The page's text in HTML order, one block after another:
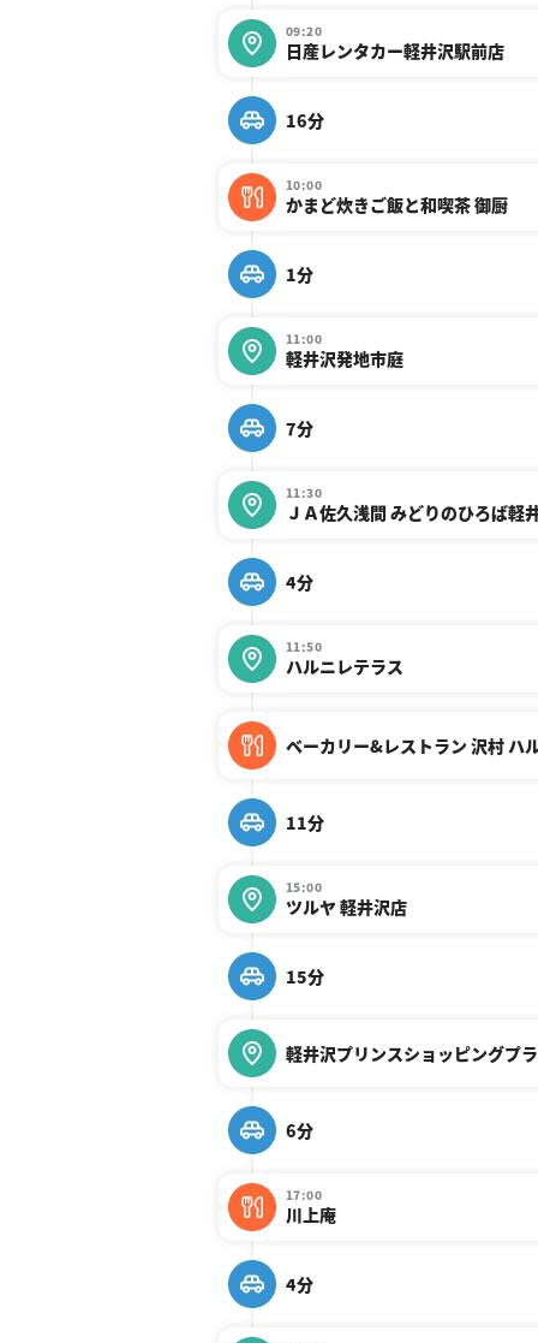
09:20
日産レンタカー軽井沢駅前店
16分
10:00
かまど炊きご飯と和喫茶 御厨
1分
11:00
軽井沢発地市庭
7分
11:30
ＪＡ佐久浅間 みどりのひろば軽
4分
11:50
ハルニレテラス
ベーカリー&レストラン 沢村 ハ
11分
15:00
ツルヤ 軽井沢店
15分
軽井沢プリンスショッピングプ
6分
17:00
川上庵
4分